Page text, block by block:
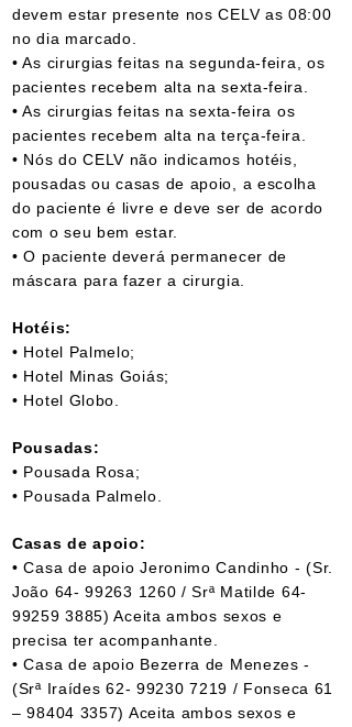
devem estar presente nos CELV as 08:00
no dia marcado.
• As cirurgias feitas na segunda-feira, os
pacientes recebem alta na sexta-feira.
• As cirurgias feitas na sexta-feira os
pacientes recebem alta na terça-feira.
• Nós do CELV não indicamos hotéis,
pousadas ou casas de apoio, a escolha
do paciente é livre e deve ser de acordo
com o seu bem estar.
• O paciente deverá permanecer de
máscara para fazer a cirurgia.
Hotéis:
• Hotel Palmelo;
• Hotel Minas Goiás;
• Hotel Globo.
Pousadas:
• Pousada Rosa;
• Pousada Palmelo.
Casas de apoio:
• Casa de apoio Jeronimo Candinho - (Sr.
João 64- 99263 1260 / Srª Matilde 64-
99259 3885) Aceita ambos sexos e
precisa ter acompanhante.
• Casa de apoio Bezerra de Menezes -
(Srª Iraídes62- 99230 7219 / Fonseca 61
–98404 3357) Aceita ambos sexos e